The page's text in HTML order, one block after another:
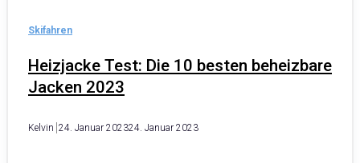
Heizjacke Test: Die 10 besten beheizbare
Jacken 2023
Skifahren
Kelvin 24. Januar 202324. Januar 2023